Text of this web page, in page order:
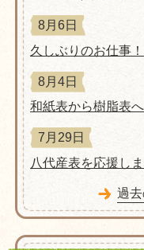
8月6日
久しぶりのお仕事！
8月4日
和紙表から樹脂表へ
7月29日
八代産表を応援しま
過